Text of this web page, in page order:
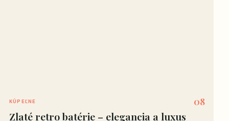
KÚPEĽNE
Zlaté retro batérie – elegancia a luxus
08